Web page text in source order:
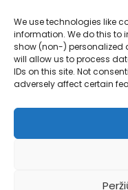
We use technologies like
information. We do this to
show (non-) personalized
will allow us to process
IDs on this site. Not
adversely affect certain
Kontaktai
info@bodyfoodas.lt
+370 600 77017
Visos teisės